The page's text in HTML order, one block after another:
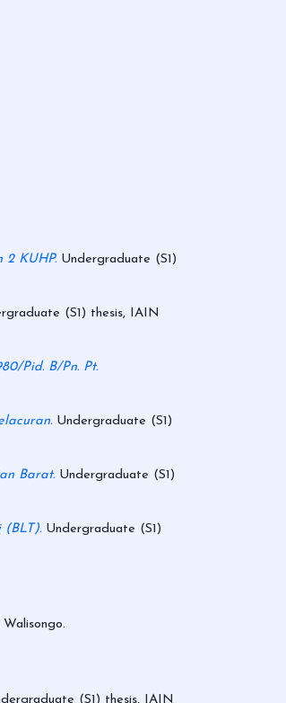
KUHP. Undergraduate (S1)
(S1) thesis, IAIN
Pid. B/Pn. Pt.
Undergraduate (S1)
Barat. Undergraduate (S1)
(BLT). Undergraduate (S1)
(S1) thesis, IAIN